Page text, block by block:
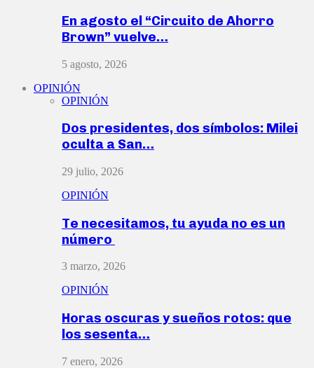
En agosto el “Circuito de Ahorro
Brown” vuelve…
5 agosto, 2026
OPINIÓN
OPINIÓN
Dos presidentes, dos símbolos: Milei
oculta a San…
29 julio, 2026
OPINIÓN
Te necesitamos, tu ayuda no es un
número
3 marzo, 2026
OPINIÓN
Horas oscuras y sueños rotos: que
los sesenta…
7 enero, 2026